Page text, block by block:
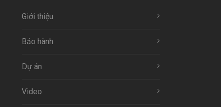
Giới thiệu
Bảo hành
Dự án
Video